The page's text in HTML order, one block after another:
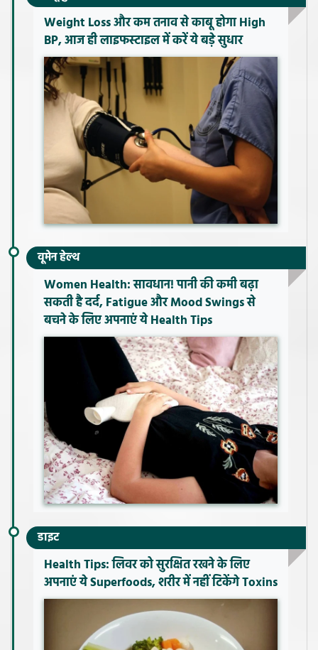
Weight Loss और कम तनाव से काबू होगा High
BP, आज ही लाइफस्टाइल में करें ये बड़े सुधार
वूमेन हेल्थ
Women Health: सावधान! पानी की कमी बढ़ा
सकती है दर्द, Fatigue और Mood Swings से
बचने के लिए अपनाएं ये Health Tips
डाइट
Health Tips: लिवर को सुरक्षित रखने के लिए
अपनाएं ये Superfoods, शरीर में नहीं टिकेंगे Toxins